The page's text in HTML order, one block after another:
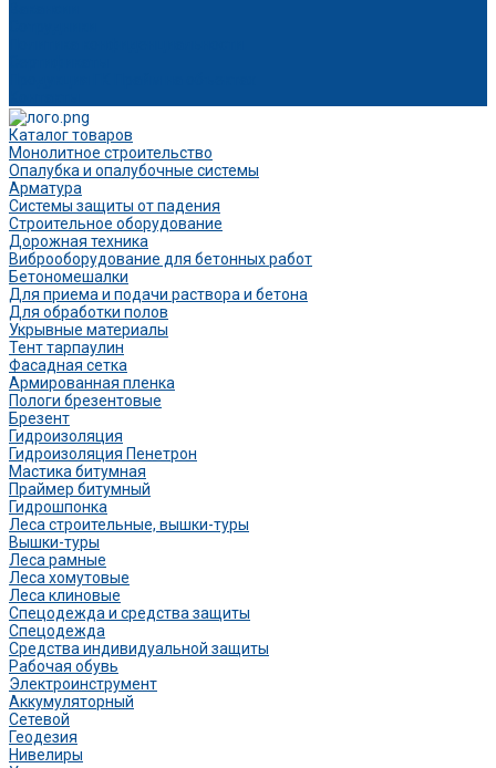
Каталог товаров
Монолитное строительство
Опалубка и опалубочные системы
Арматура
Системы защиты от падения
Строительное оборудование
Дорожная техника
Виброоборудование для бетонных работ
Бетономешалки
Для приема и подачи раствора и бетона
Для обработки полов
Укрывные материалы
Тент тарпаулин
Фасадная сетка
Армированная пленка
Пологи брезентовые
Брезент
Гидроизоляция
Гидроизоляция Пенетрон
Мастика битумная
Праймер битумный
Гидрошпонка
Леса строительные, вышки-туры
Вышки-туры
Леса рамные
Леса хомутовые
Леса клиновые
Спецодежда и средства защиты
Спецодежда
Средства индивидуальной защиты
Рабочая обувь
Электроинструмент
Аккумуляторный
Сетевой
Геодезия
Нивелиры